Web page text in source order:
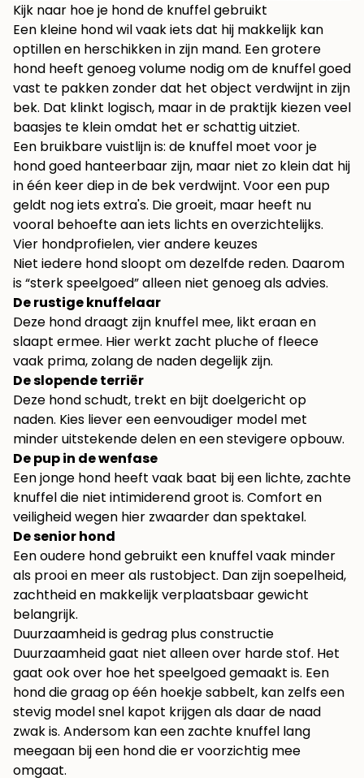
Kijk naar hoe je hond de knuffel gebruikt
Een kleine hond wil vaak iets dat hij makkelijk kan
optillen en herschikken in zijn mand. Een grotere
hond heeft genoeg volume nodig om de knuffel goed
vast te pakken zonder dat het object verdwijnt in zijn
bek. Dat klinkt logisch, maar in de praktijk kiezen veel
baasjes te klein omdat het er schattig uitziet.
Een bruikbare vuistlijn is: de knuffel moet voor je
hond goed hanteerbaar zijn, maar niet zo klein dat hij
in één keer diep in de bek verdwijnt. Voor een pup
geldt nog iets extra's. Die groeit, maar heeft nu
vooral behoefte aan iets lichts en overzichtelijks.
Vier hondprofielen, vier andere keuzes
Niet iedere hond sloopt om dezelfde reden. Daarom
is “sterk speelgoed” alleen niet genoeg als advies.
De rustige knuffelaar
Deze hond draagt zijn knuffel mee, likt eraan en
slaapt ermee. Hier werkt zacht pluche of fleece
vaak prima, zolang de naden degelijk zijn.
De slopende terriër
Deze hond schudt, trekt en bijt doelgericht op
naden. Kies liever een eenvoudiger model met
minder uitstekende delen en een stevigere opbouw.
De pup in de wenfase
Een jonge hond heeft vaak baat bij een lichte, zachte
knuffel die niet intimiderend groot is. Comfort en
veiligheid wegen hier zwaarder dan spektakel.
De senior hond
Een oudere hond gebruikt een knuffel vaak minder
als prooi en meer als rustobject. Dan zijn soepelheid,
zachtheid en makkelijk verplaatsbaar gewicht
belangrijk.
Duurzaamheid is gedrag plus constructie
Duurzaamheid gaat niet alleen over harde stof. Het
gaat ook over hoe het speelgoed gemaakt is. Een
hond die graag op één hoekje sabbelt, kan zelfs een
stevig model snel kapot krijgen als daar de naad
zwak is. Andersom kan een zachte knuffel lang
meegaan bij een hond die er voorzichtig mee
omgaat.